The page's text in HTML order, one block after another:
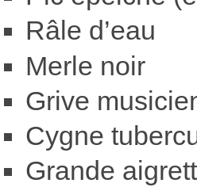
Râle d’eau
Merle noir
Grive
Cygne
Grande